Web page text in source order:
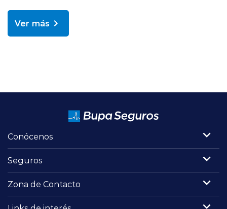
Ver más
Conócenos
Seguros
Zona de Contacto